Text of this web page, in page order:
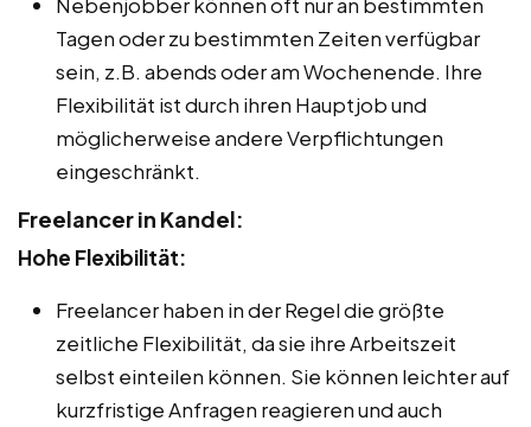
Tagen oder zu bestimmten Zeiten verfügbar
sein, z.B. abends oder am Wochenende. Ihre
Flexibilität ist durch ihren Hauptjob und
möglicherweise andere Verpflichtungen
eingeschränkt.
Freelancer in Kandel:
Hohe Flexibilität:
Freelancer haben in der Regel die größte
zeitliche Flexibilität, da sie ihre Arbeitszeit
selbst einteilen können. Sie können leichter auf
kurzfristige Anfragen reagieren und auch